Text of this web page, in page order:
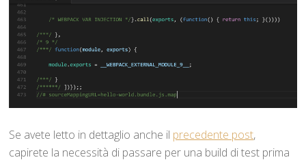
Se avete letto in dettaglio anche il precedente post,
capirete la necessità di passare per una build di test prima